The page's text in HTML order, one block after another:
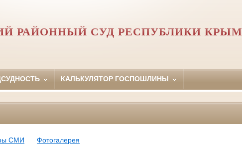
РАЙОННЫЙ СУД РЕСПУБЛИКИ КРЫМ
КАЛЬКУЛЯТОР ГОСПОШЛИНЫ
СМИ
Фотогалерея